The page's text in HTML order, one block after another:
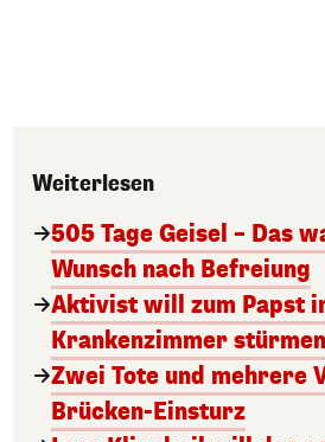
Weiterlesen
505 Tage Geisel – Das
Wunsch nach Befreiung
Aktivist will zum Papst
Krankenzimmer stürmen
Zwei Tote und mehrere
Brücken-Einsturz